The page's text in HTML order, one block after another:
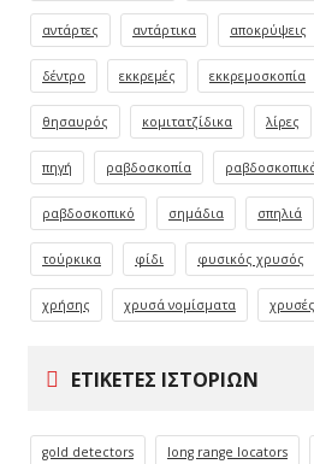
αντάρτες αντάρτικα αποκρύψεις
δέντρο εκκρεμές εκκρεμοσκοπία
θησαυρός κομιτατζίδικα λίρες
πηγή ραβδοσκοπία
ραβδοσκοπικό σημάδια σπηλιά
τούρκικα φίδι φυσικός χρυσός
χρήσης χρυσά νομίσματα
ΕΤΙΚΈΤΕΣ ΙΣΤΟΡΙΏΝ
gold detectors long range locators